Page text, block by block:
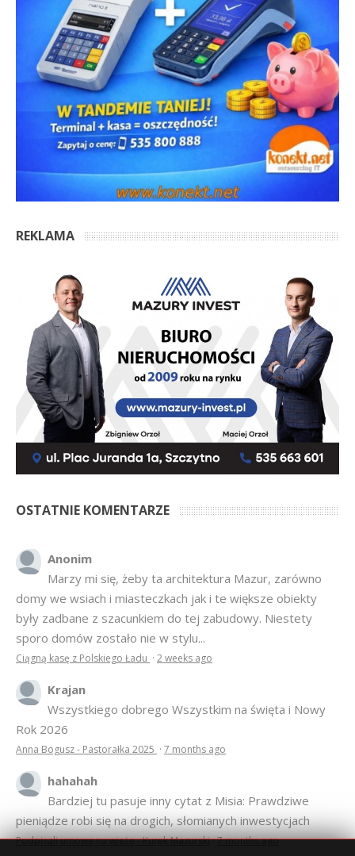
REKLAMA
OSTATNIE KOMENTARZE
Anonim
Marzy mi się, żeby ta architektura Mazur, zarówno
domy we wsiach i miasteczkach jak i te większe obiekty
były zadbane z szacunkiem do tej zabudowy. Niestety
sporo domów zostało nie w stylu...
Ciągną kasę z Polskiego Ładu · 2 weeks ago
Krajan
Wszystkiego dobrego Wszystkim na święta i Nowy
Rok 2026
Anna Bogusz - Pastorałka 2025 · 7 months ago
hahahah
Bardziej tu pasuje inny cytat z Misia: Prawdziwe
pieniądze robi się na drogich, słomianych inwestycjach
Podpisali umowę na wieżę - Kurek Mazurski·7 months ago